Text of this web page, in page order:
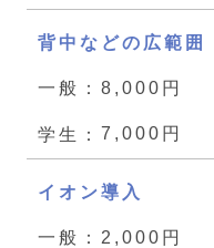
背中などの広範囲
8,000円
7,000円
イオン導入
2,000円